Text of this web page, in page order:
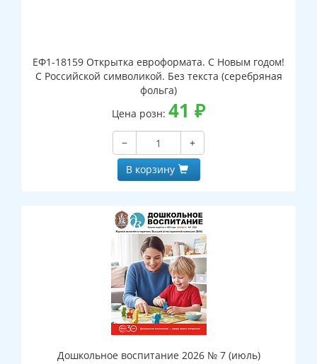
ЕФ1-18159 Открытка евроформата. С Новым годом!
С Российской символикой. Без текста (серебряная
фольга)
Цена розн: 41 ₽
−
+
В корзину
Дошкольное воспитание 2026 № 7 (июль)